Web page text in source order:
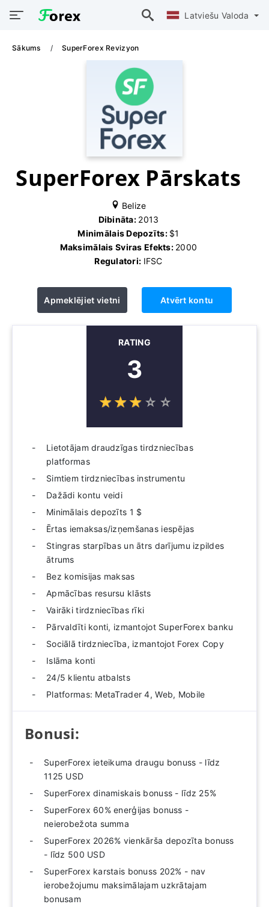
Latviešu Valoda
Sākums SuperForex Revizyon
SuperForex Pārskats
Belize
Dibināta: 2013
Minimālais Depozīts: $1
Maksimālais Sviras Efekts: 2000
Regulatori: IFSC
Apmeklējiet vietni Atvērt kontu
RATING
3
☆☆☆ ☆ ☆
★★★ ★ ★
Lietotājam draudzīgas tirdzniecības
platformas
Simtiem tirdzniecības instrumentu
Dažādi kontu veidi
Minimālais depozīts 1 $
Ērtas iemaksas/izņemšanas iespējas
Stingras starpības un ātrs darījumu izpildes
ātrums
Bez komisijas maksas
Apmācības resursu klāsts
Vairāki tirdzniecības rīki
Pārvaldīti konti, izmantojot SuperForex banku
Sociālā tirdzniecība, izmantojot Forex Copy
Islāma konti
24/5 klientu atbalsts
Platformas: MetaTrader 4, Web, Mobile
Bonusi:
SuperForex ieteikuma draugu bonuss - līdz
1125 USD
SuperForex dinamiskais bonuss - līdz 25%
SuperForex 60% enerģijas bonuss -
neierobežota summa
SuperForex 2026% vienkārša depozīta bonuss
- līdz 500 USD
SuperForex karstais bonuss 202% - nav
ierobežojumu maksimālajam uzkrātajam
bonusam